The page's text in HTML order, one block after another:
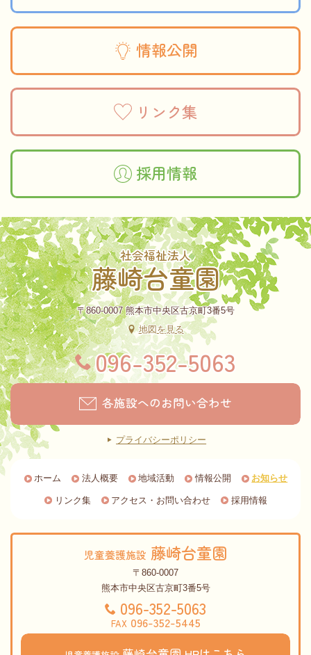
情報公開
リンク集
採用情報
社会福祉法人
藤崎台童園
〒860-0007 熊本市中央区古京町3番5号
地図を見る
096-352-5063
各施設へのお問い合わせ
プライバシーポリシー
ホーム 法人概要 地域活動 情報公開 お知らせ
リンク集 アクセス・お問い合わせ 採用情報
児童養護施設 藤崎台童園
〒860-0007
熊本市中央区古京町3番5号
096-352-5063
FAX096-352-5445